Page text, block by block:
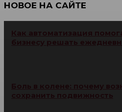
НОВОЕ НА САЙТЕ
Как автоматизация
бизнесу решать
Боль в колене: почему
сохранить подвижность